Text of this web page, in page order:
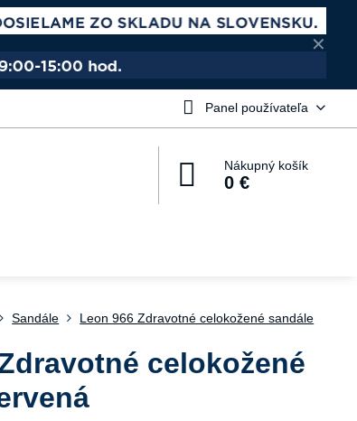
✕
Panel používateľa
Nákupný košík
0 €
Sandále Leon 966 Zdravotné celokožené sandále
celokožené